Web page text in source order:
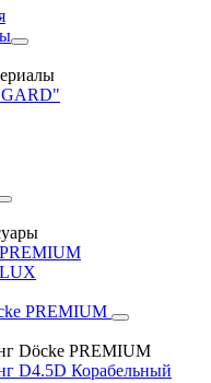
PREMIUM
Döcke PREMIUM
D4.5D Корабельный